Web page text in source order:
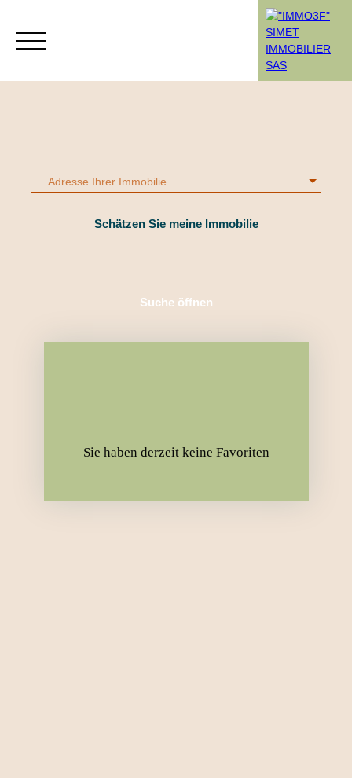
Adresse Ihrer Immobilie
Schätzen Sie meine Immobilie
Suche öffnen
LokalisierungSie haben derzeit keine Favoriten